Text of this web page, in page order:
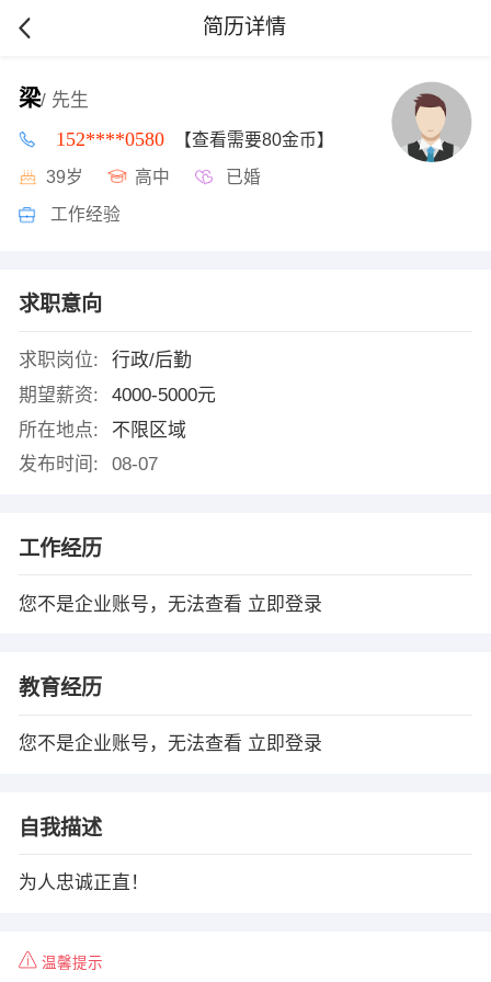
简历详情
梁/ 先生
152****0580 【查看需要80金币】
39岁 高中 已婚
工作经验
求职意向
求职岗位:
行政/后勤
期望薪资:
4000-5000元
所在地点:
不限区域
发布时间:
08-07
工作经历
您不是企业账号，无法查看 立即登录
教育经历
您不是企业账号，无法查看 立即登录
自我描述
为人忠诚正直！
温馨提示